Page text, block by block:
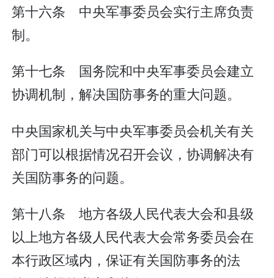
第十六条 中央军事委员会实行主席负责
制。
第十七条 国务院和中央军事委员会建立
协调机制，解决国防事务的重大问题。
中央国家机关与中央军事委员会机关有关
部门可以根据情况召开会议，协调解决有
关国防事务的问题。
第十八条 地方各级人民代表大会和县级
以上地方各级人民代表大会常务委员会在
本行政区域内，保证有关国防事务的法